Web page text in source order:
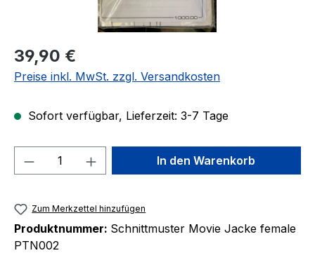
Regulärer Preis:
39,90 €
Preise inkl. MwSt. zzgl. Versandkosten
Sofort verfügbar, Lieferzeit: 3-7 Tage
Produkt Anzahl: Gib denIn den Warenkorb
Zum Merkzettel hinzufügen
Produktnummer: Schnittmuster Movie Jacke female
PTN002